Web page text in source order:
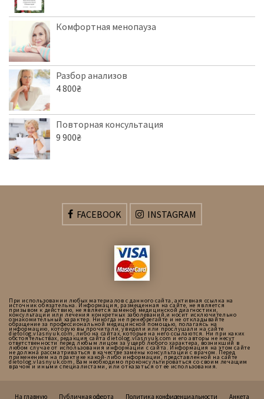
Комфортная менопауза
Разбор анализов
4 800₴
Повторная консультация
9 900₴
FACEBOOK INSTAGRAM
При использовании любых материалов с данного сайта, активная ссылка на
источник обязательна. Информация, размещенная на сайте, не является
призывом к действию, не является заменой медицинской диагностики,
консультации или лечения конкретных заболеваний,и носит исключительно
ознакомительный характер. Никогда не пренебрегайте и не откладывайте
обращение за профессиональной медицинской помощью, полагаясь на
информацию, которую вы прочитали, увидели или прослушали на сайте
dietolog.vlasnyuk.com, либо на сайтах, которые на него ссылаются. Ни при каких
обстоятельствах, редакция сайта dietolog.vlasnyuk.com и его авторы не несут
ответственности перед любым лицом за ущерб любого характера, возникший в
любом случае от использования информации с сайта. Информация на этом сайте
не должна рассматриваться в качестве замены консультации с врачом. Перед
применением на практике какой-либо информации, представленной на сайте
dietolog.vlasnyuk.com, Вам необходимо проконсультироваться со своим лечащим
врачом и иными специалистами, или отказаться от ее использования.
На главную Публичная оферта Политика конфиденциальности Анкета